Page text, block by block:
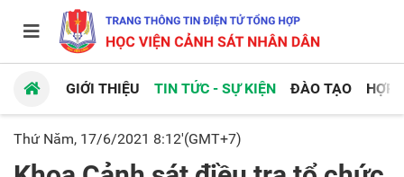
GIỚI THIỆU TIN TỨC - SỰ KIỆN ĐÀO TẠO HỢP
Thứ Năm, 17/6/2021 8:12'(GMT+7)